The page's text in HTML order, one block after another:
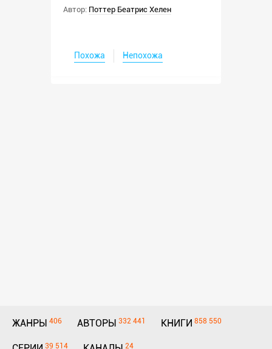
Автор: Поттер Беатрис Хелен
Похожа Непохожа
ЖАНРЫ 406 АВТОРЫ 332 441 КНИГИ 858 550
39 514 24